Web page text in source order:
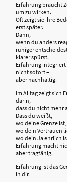
Erfahrung braucht
um zu wirken.
Oft zeigt sie ihre
erst später.
Dann,
wenn du anders
ruhiger
klarer spürst.
Erfahrung integriert
nicht sofort –
aber nachhaltig.
Im Alltag zeigt sich
darin,
dass du nicht mehr
Dass du weißt,
wo deine Grenze ist,
wo dein Vertrauen
wo dein Ja ehrlich
Erfahrung macht
aber tragfähig.
Erfahrung ist das
in dir.